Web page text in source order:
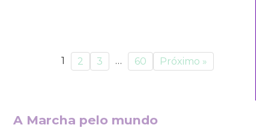
1 2 3 … 60 Próximo »
A Marcha pelo mundo